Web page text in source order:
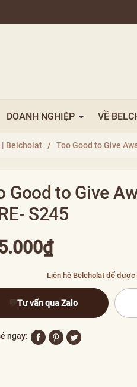
DOANH NGHIỆP VỀ
| Belcholat / Too Good to Give
Good to Give
S245
Liên hệ Belcholat để
Tư vấn qua Zalo
ngay: